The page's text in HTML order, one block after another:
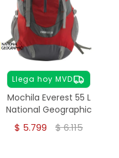
Llega hoy MVD
Mochila Everest 55 L
National Geographic
$ 5.799 $6.115